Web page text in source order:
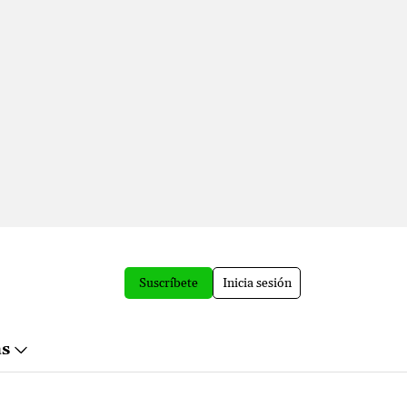
Suscríbete Inicia sesión